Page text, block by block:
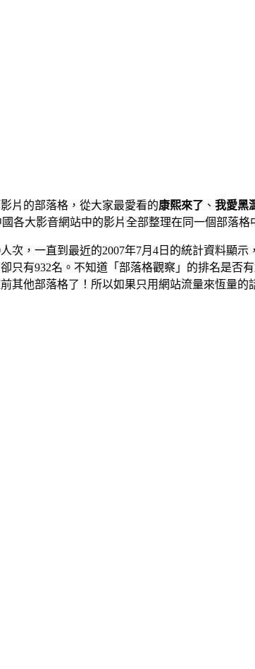
片的部落格，從大家最愛看的康熙來了 、 我愛黑
各大影音網站中的影片全部整理在同一個部落
次，一直到最近的2007年7月4日的統計資料顯
只有932名。不知道「部落格觀察」的排名是否
他部落格了！所以如果只用網站流量來恆量的